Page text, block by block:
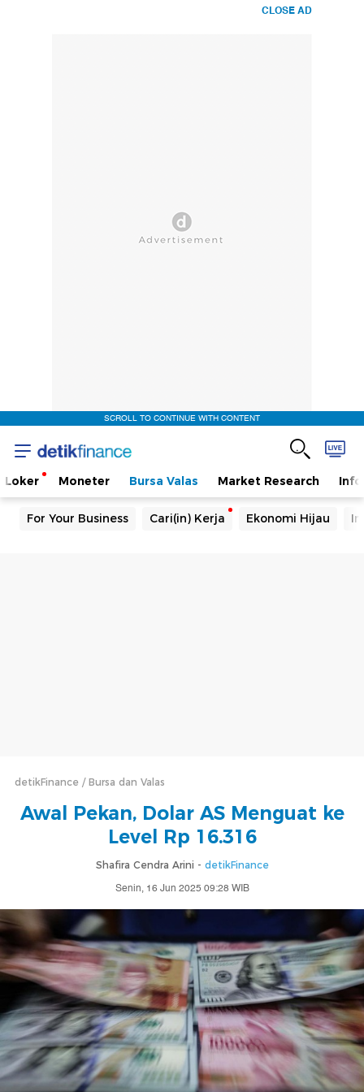
CLOSE AD
SCROLL TO CONTINUE WITH CONTENT
Loker Moneter Bursa Valas Market Research
For Your Business Cari(in) Kerja Ekonomi Hijau
detikFinance Bursa dan Valas
Awal Pekan, Dolar AS Menguat ke
Level Rp 16.316
Shafira Cendra Arini - detikFinance
Senin, 16 Jun 2025 09:28 WIB